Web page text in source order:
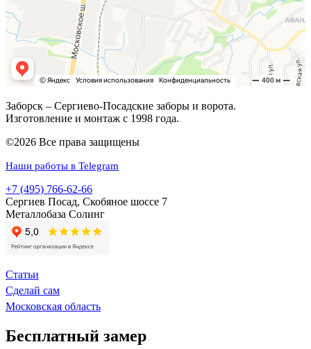
Заборск – Сергиево-Посадские заборы и ворота.
Изготовление и монтаж с 1998 года.
©2026 Все права защищены
Наши работы в Telegram
+7 (495) 766-62-66
Сергиев Посад, Скобяное шоссе 7
Металлобаза Солинг
Статьи
Сделай сам
Московская область
Бесплатный замер